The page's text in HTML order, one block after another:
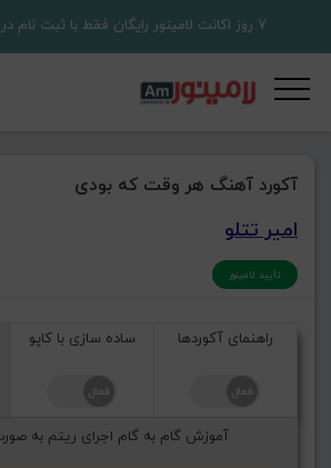
7 روز اکانت لامینور رایگان فقط با ثبت نام در سایت
آکورد آهنگ هر وقت که بودی
امیر تتلو
تأیید لامینور
راهنمای آکوردها ساده سازی با کاپو
آموزش گام به گام اجرای ریتم به